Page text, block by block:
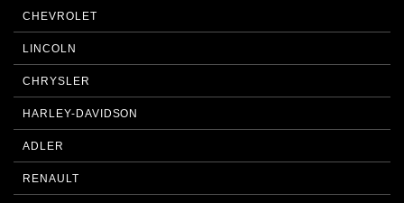
CHEVROLET
LINCOLN
CHRYSLER
HARLEY-DAVIDSON
ADLER
RENAULT